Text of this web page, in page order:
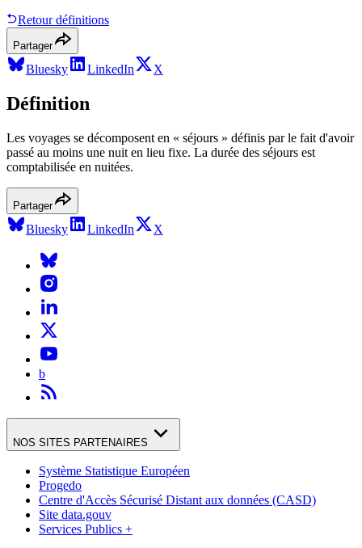
Retour définitions
Partager
Bluesky LinkedIn X
Définition
Les voyages se décomposent en « séjours » définis par le fait d'avoir
passé au moins une nuit en lieu fixe. La durée des séjours est
comptabilisée en nuitées.
Partager
Bluesky LinkedIn X
b
NOS SITES PARTENAIRES
Système Statistique Européen
Progedo
Centre d'Accès Sécurisé Distant aux données (CASD)
Site data.gouv
Services Publics +